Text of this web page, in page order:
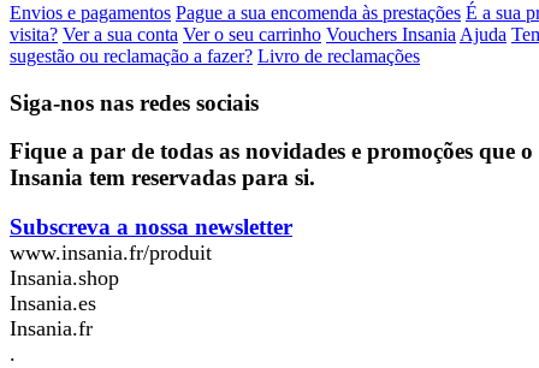
Envios e pagamentos Pague a sua encomenda às prestações É a sua
visita? Ver a sua conta Ver o seu carrinho Vouchers Insania Ajuda
sugestão ou reclamação a fazer? Livro de reclamações
Siga-nos nas redes sociais
Fique a par de todas as novidades e promoções que o
Insania tem reservadas para si.
Subscreva a nossa newsletter
www.insania.fr/produit
Insania.shop
Insania.es
Insania.fr
.